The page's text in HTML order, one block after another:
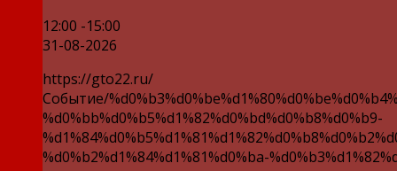
12:00 -15:00
31-08-2026
https://gto22.ru/
Событие/
%d0%bb%d0%b5%d1%82%d0%bd%d0%b8%d0%b9-
%d0%b2%d1%84%d1%81%d0%ba-